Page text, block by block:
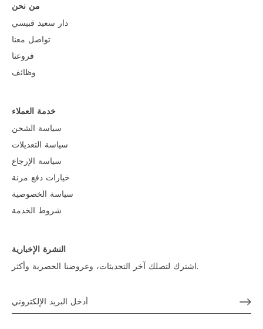
من نحن
دار سعيد قبيسي
تواصل معنا
فروعنا
وظائف
خدمة العملاء
سياسة الشحن
سياسة التعديلات
سياسة الإرجاع
خيارات دفع مرنة
سياسة الخصوصية
شروط الخدمة
النشرة الإخبارية
اشترك لتصلك آخر التحديثات، وعروضنا الحصرية وأكثر.